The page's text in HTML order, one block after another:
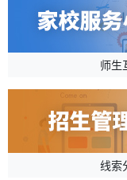
师生
线索